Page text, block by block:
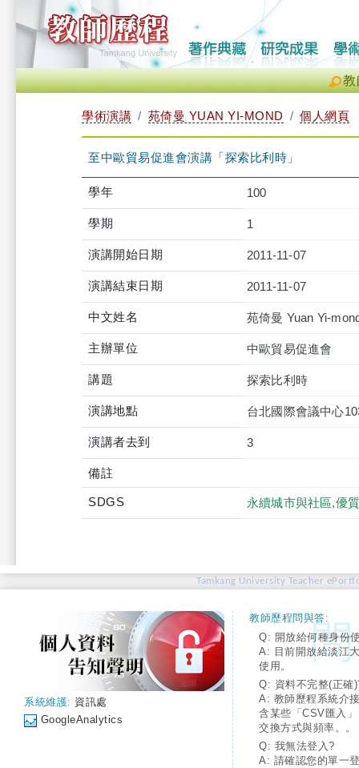
教
學術演講 苑倚曼 YUAN YI-MOND 個人網頁
至中歐貿易促進會演講「探索比利時」
學年 100
學期 1
演講開始日期 2011-11-07
演講結束日期 2011-11-07
中文姓名 苑倚曼 Yuan Yi-
主辦單位 中歐貿易促進會
講題 探索比利時
演講地點 台北國際會議中心
演講者去到 3
備註
SDGS 永續城市與社區,優
Tamkang University Teacher
系統維護: 資訊處
GoogleAnalytics
教師歷程問與答:
Q: 開放給何種身份
A: 目前開放給淡江
使用。
Q: 資料不完整(正確
A: 教師歷程系統介
含某些「CSV匯入
交換方式與頻率。。
Q: 我無法登入?
A: 請確認您的單一